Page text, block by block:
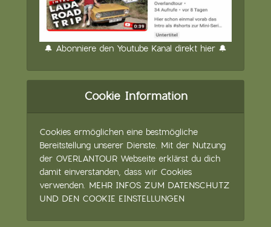
🔔 Abonniere den Youtube Kanal direkt hier 🔔
Cookie Information
Cookies ermöglichen eine bestmögliche
Bereitstellung unserer Dienste. Mit der Nutzung
der OVERLANTOUR Webseite erklärst du dich
damit einverstanden, dass wir Cookies
verwenden. MEHR INFOS ZUM DATENSCHUTZ
UND DEN COOKIE EINSTELLUNGEN